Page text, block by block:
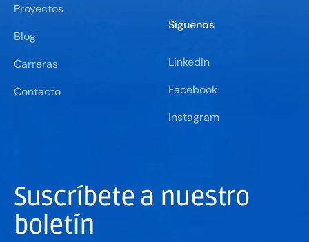
Proyectos
Blog
Carreras
Contacto
Síguenos
LinkedIn
Facebook
Instagram
Suscríbete a nuestro
boletín